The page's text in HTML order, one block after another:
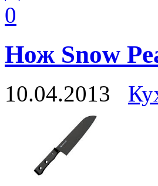
0
Нож Snow
10.04.2013